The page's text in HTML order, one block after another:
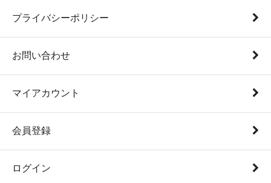
プライバシーポリシー
お問い合わせ
マイアカウント
会員登録
ログイン